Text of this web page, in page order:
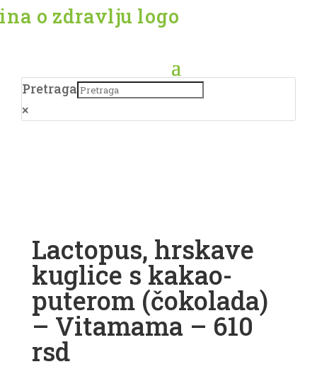
Pretraga
×
Lactopus, hrskave
kuglice s kakao-
puterom (čokolada)
– Vitamama – 610
rsd